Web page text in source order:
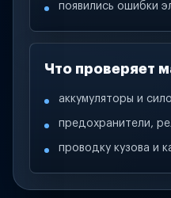
появились ошибки
Что проверяет
аккумуляторы и
предохранители,
проводку кузова и